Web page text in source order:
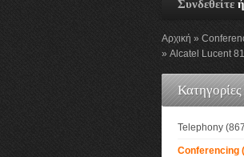
Συνδεθείτε ή
Αρχική
Alcatel Lucent
Κατηγορίες
Telephony
Conferencing